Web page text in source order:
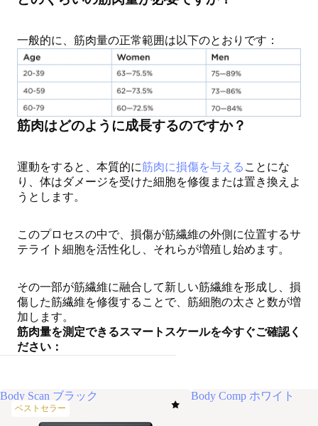
一般的に、筋肉量の正常範囲は以下のとおりです：
筋肉はどのように成長するのですか？
運動をすると、本質的に筋肉に損傷を与える ことにな
り、体はダメージを受けた細胞を修復または置き換えよ
うとします。
このプロセスの中で、損傷が筋繊維の外側に位置するサ
テライト細胞を活性化し、それらが増殖し始めます。
その一部が筋繊維に融合して新しい筋繊維を形成し、損
傷した筋繊維を修復することで、筋細胞の太さと数が増
加します。
筋肉量を測定できるスマートスケールを今すぐご確認く
ださい：
Body Scan ブラック
ベストセラー
Body Comp ホワイト